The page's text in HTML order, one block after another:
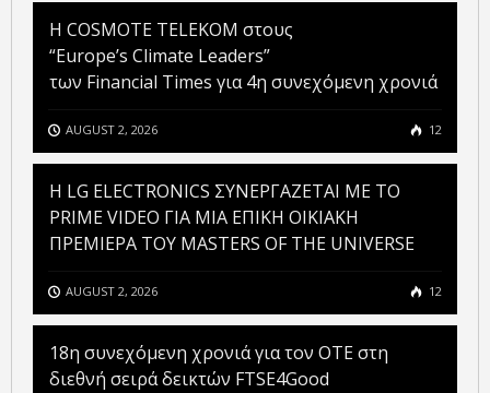
Η COSMOTE TELEKOM στους
“Europe’s Climate Leaders”
των Financial Times για 4η συνεχόμενη χρονιά
AUGUST 2, 2026 12
H LG ELECTRONICS ΣΥΝΕΡΓΑΖΕΤΑΙ ΜΕ ΤΟ
PRIME VIDEO ΓΙΑ ΜΙΑ ΕΠΙΚΗ ΟΙΚΙΑΚΗ
ΠΡΕΜΙΕΡΑ ΤΟΥ MASTERS OF THE UNIVERSE
AUGUST 2, 2026 12
18η συνεχόμενη χρονιά για τον ΟΤΕ στη
διεθνή σειρά δεικτών FTSE4Good